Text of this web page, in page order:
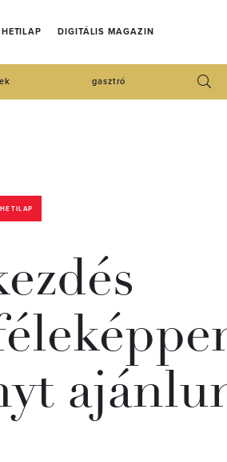
HETILAP DIGITÁLIS MAGAZIN
gasztró
HETILAP